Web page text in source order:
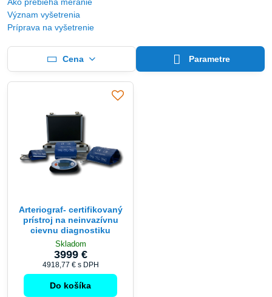
Význam vyšetrenia
Príprava na vyšetrenie
Cena Parametre
Arteriograf- certifikovaný
prístroj na neinvazívnu
cievnu diagnostiku
Skladom
3999 €
4918,77 € s DPH
Do košíka